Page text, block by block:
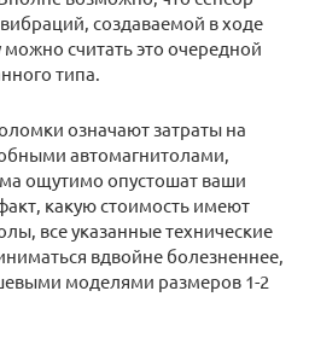
создаваемой в ходе
считать это очередной
типа.
означают затраты на
автомагнитолами,
ощутимо опустошат ваши
какую стоимость имеют
все указанные технические
вдвойне болезненнее,
моделями размеров 1-2